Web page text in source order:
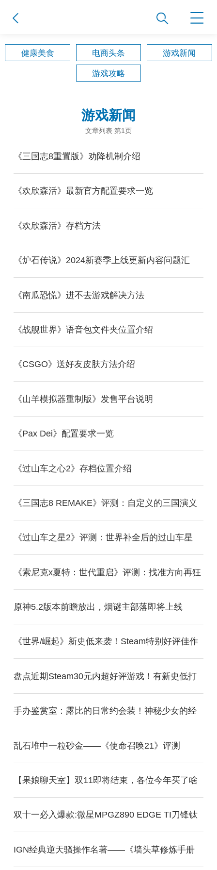
健康美食 电商头条 游戏新闻
游戏攻略
游戏新闻
文章列表 第1页
《三国志8重置版》劝降机制介绍
《欢欣森活》最新官方配置要求一览
《欢欣森活》存档方法
《炉石传说》2024新赛季上线更新内容问题汇
《南瓜恐慌》进不去游戏解决方法
《战舰世界》语音包文件夹位置介绍
《CSGO》送好友皮肤方法介绍
《山羊模拟器重制版》发售平台说明
《Pax Dei》配置要求一览
《过山车之心2》存档位置介绍
《三国志8 REMAKE》评测：自定义的三国演义
《过山车之星2》评测：世界补全后的过山车星
《索尼克x夏特：世代重启》评测：找准方向再狂
原神5.2版本前瞻放出，烟谜主部落即将上线
《世界/崛起》新史低来袭！Steam特别好评佳作
盘点近期Steam30元内超好评游戏！有新史低打
手办鉴赏室：露比的日常约会装！神秘少女的经
乱石堆中一粒砂金——《使命召唤21》评测
【果娘聊天室】双11即将结束，各位今年买了啥
双十一必入爆款:微星MPGZ890 EDGE TI刀锋钛
IGN经典逆天骚操作名著——《墙头草修炼手册